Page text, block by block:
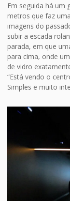
Em seguida há um
metros que faz
imagens do
subir a escada
parada, em que
para cima, onde
de vidro
“Está vendo o
Simples e muito